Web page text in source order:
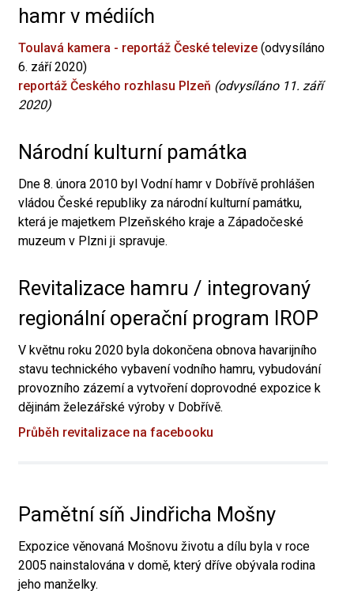
hamr v médiích
Toulavá kamera - reportáž České televize (odvysíláno
6. září 2020)
reportáž Českého rozhlasu Plzeň (odvysíláno 11. září
2020)
Národní kulturní památka
Dne 8. února 2010 byl Vodní hamr v Dobřívě prohlášen
vládou České republiky za národní kulturní památku,
která je majetkem Plzeňského kraje a Západočeské
muzeum v Plzni ji spravuje.
Revitalizace hamru / integrovaný
regionální operační program IROP
V květnu roku 2020 byla dokončena obnova havarijního
stavu technického vybavení vodního hamru, vybudování
provozního zázemí a vytvoření doprovodné expozice k
dějinám železářské výroby v Dobřívě.
Průběh revitalizace na facebooku
Pamětní síň Jindřicha Mošny
Expozice věnovaná Mošnovu životu a dílu byla v roce
2005 nainstalována v domě, který dříve obývala rodina
jeho manželky.